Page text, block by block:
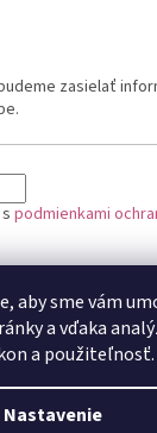
aby sme vám
a vďaka
a použiteľnosť.
Nastavenie
zasielať
podmienkami